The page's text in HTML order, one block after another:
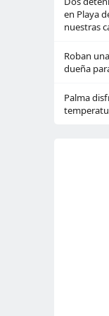
en Playa
nuestras
Roban
dueña
Palma